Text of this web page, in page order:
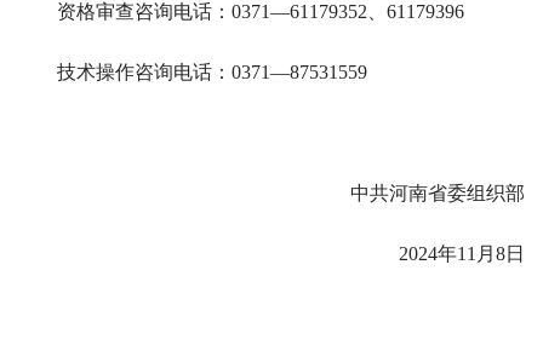
资格审查咨询电话：0371—61179352、61179396
技术操作咨询电话：0371—87531559
中共河南省委组织部
2024年11月8日